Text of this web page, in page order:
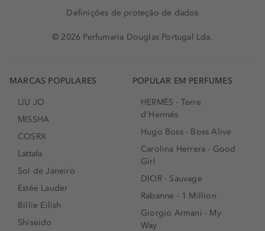
Definições de proteção de dados
© 2026 Perfumaria Douglas Portugal Lda.
MARCAS POPULARES
LIU JO
MISSHA
COSRX
Lattafa
Sol de Janeiro
Estée Lauder
Billie Eilish
Shiseido
POPULAR EM PERFUMES
HERMÈS - Terre
d'Hermés
Hugo Boss - Boss Alive
Carolina Herrera - Good
Girl
DIOR - Sauvage
Rabanne - 1 Million
Giorgio Armani - My
Way